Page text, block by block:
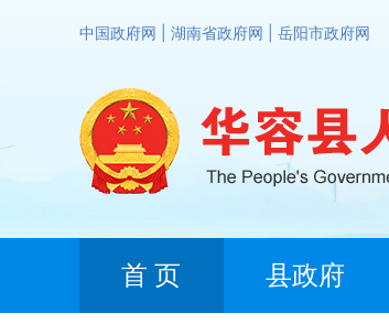
中国政府网 湖南省政府网 岳阳市政府网
首 页 县政府